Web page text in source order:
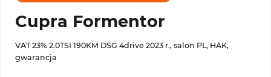
Cupra Formentor
VAT 23% 2.0TSI 190KM DSG 4drive 2023 r., salon PL, HAK,
gwarancja